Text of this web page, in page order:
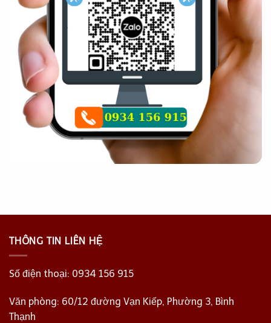
THÔNG TIN LIÊN HỆ
Số điện thoại: 0934 156 915
Văn phòng: 60/12 đường Vạn Kiếp, Phường 3, Bình
Thạnh